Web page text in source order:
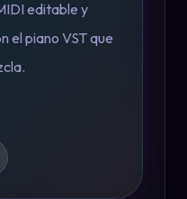
editable y
el piano VST que